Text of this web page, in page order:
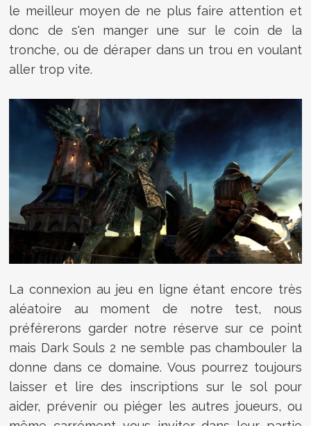
le meilleur moyen de ne plus faire attention et
donc de s'en manger une sur le coin de la
tronche, ou de déraper dans un trou en voulant
aller trop vite.
La connexion au jeu en ligne étant encore très
aléatoire au moment de notre test, nous
préférerons garder notre réserve sur ce point
mais Dark Souls 2 ne semble pas chambouler la
donne dans ce domaine. Vous pourrez toujours
laisser et lire des inscriptions sur le sol pour
aider, prévenir ou piéger les autres joueurs, ou